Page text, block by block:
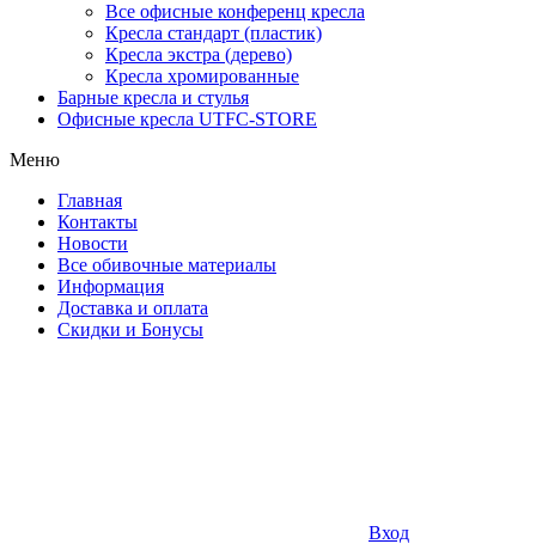
Все офисные конференц кресла
Кресла стандарт (пластик)
Кресла экстра (дерево)
Кресла хромированные
Барные кресла и стулья
Офисные кресла UTFC-STORE
Меню
Главная
Контакты
Новости
Все обивочные материалы
Информация
Доставка и оплата
Скидки и Бонусы
Вход